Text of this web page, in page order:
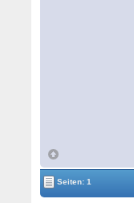
Seiten: 1